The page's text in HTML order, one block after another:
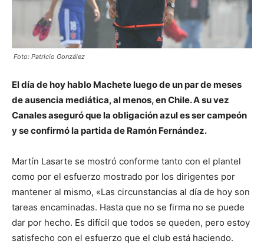
Foto: Patricio González
El día de hoy hablo Machete luego de un par de meses
de ausencia mediática, al menos, en Chile. A su vez
Canales aseguró que la obligación azul es ser campeón
y se confirmó la partida de Ramón Fernández.
Martín Lasarte se mostró conforme tanto con el plantel
como por el esfuerzo mostrado por los dirigentes por
mantener al mismo, «Las circunstancias al día de hoy son
tareas encaminadas. Hasta que no se firma no se puede
dar por hecho. Es difícil que todos se queden, pero estoy
satisfecho con el esfuerzo que el club está haciendo.